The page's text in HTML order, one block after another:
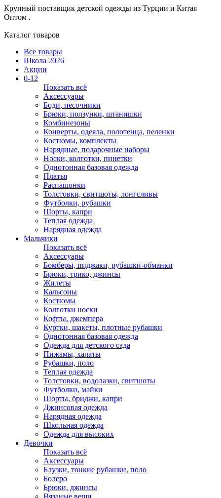
Крупный поставщик детской одежды из Турции и Китая
Оптом .
Каталог товаров
Все товары
Школа 2026
Акции
0-12
Показать всё
Аксессуары
Боди, песочники
Брюки, ползунки, штанишки
Комбинезоны
Конверты, одеяла, полотенца, пеленки
Костюмы, комплекты
Нарядные, подарочные наборы
Носки, колготки, пинетки
Однотонная базовая одежда
Платья
Распашонки
Толстовки, свитшоты, лонгсливы
Футболки, рубашки
Шорты, капри
Теплая одежда
Нарядная одежда
Мальчики
Показать всё
Аксессуары
Бомберы, пиджаки, рубашки-обманки
Брюки, трико, джинсы
Жилеты
Кальсоны
Костюмы
Колготки носки
Кофты, джемпера
Куртки, шакеты, плотные рубашки
Однотонная базовая одежда
Одежда для детского сада
Пижамы, халаты
Рубашки, поло
Теплая одежда
Толстовки, водолазки, свитшоты
Футболки, майки
Шорты, бриджи, капри
Джинсовая одежда
Нарядная одежда
Школьная одежда
Одежда для высоких
Девочки
Показать всё
Аксессуары
Блузки, тонкие рубашки, поло
Болеро
Брюки, джинсы
Вязаные вещи